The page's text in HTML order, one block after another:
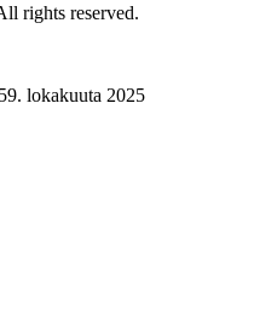
rights reserved.
9. lokakuuta 2025